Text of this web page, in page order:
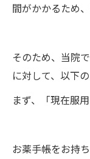
間がかかるため
そのため、当院
に対して、以下
まず、「現在服
お薬手帳をお持